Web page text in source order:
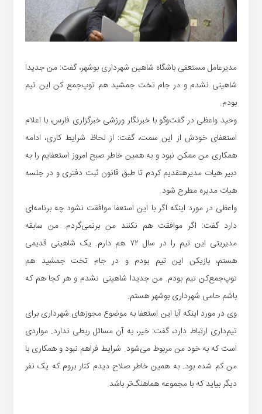
مدیرعامل مستعفی باشگاه شاهین شهرداری بوشهر، گفت: من جدیدا
شاهینی نشدم و در جام تخت جمشید هم توپ‌جمع کن این تیم
بودم.
وحید واعظی در گفت‌وگوبا خبرنگار ورزشی خبرگزاری فارس، با اعلام
استعفای خودش از این سمت، گفت: از لحاظ شرایط کاری، ادامه
همکاری من ممکن نبود و به همین خاطر صبح امروز استعفایم را به
دبیر هیات مدیرهتقدیم کردم تا طبق قانون ثبت دفتری و در جلسه
هیات مدیره مطرح شود.
واعظی در مورد اینکه اگر با این استعفا موافقت نشود چه برنامه‌‌ای
دارد گفت: اگر موافقت هم نکنند من برنمی‌گردم. من سابقه
مدیریتی این تیم را در سال ۷۲ هم دارم. یک شاهینی قدیمی
هستم، بازیکن این تیم بودم و در جام تخت جمشید هم
توپ‌جمع‌کن تیم بودم. من جدیدا شاهینی نشدم و هر کجا هم که
باشم حامی شهرداری بوشهر هستم.
وی در مورد اینکه آیا این استعفا به موضوع مجوزهای شهرداری برای
تیم‌داری ارتباط دارد، گفت: خیر، به آن مسائل ربطی ندارد. مواردی
است که به خود من مربوط می‌شود. شرایط فراهم نبود و همکاری با
من کم شده بود. به همین خاطر صلاح دیدم کنار بروم که یک نفر
دیگر بیاید که با مجموعه هماهنگ‌تر باشد.